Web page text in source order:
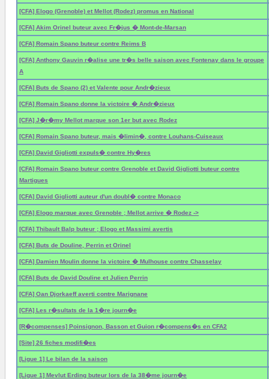
[CFA] Elogo (Grenoble) et Mellot (Rodez) promus en National
[CFA] Akim Orinel buteur avec Fr�jus � Mont-de-Marsan
[CFA] Romain Spano buteur contre Reims B
[CFA] Anthony Gauvin r�alise une tr�s belle saison avec Fontenay dans le groupe
A
[CFA] Buts de Spano (2) et Valente pour Andr�zieux
[CFA] Romain Spano donne la victoire � Andr�zieux
[CFA] J�r�my Mellot marque son 1er but avec Rodez
[CFA] Romain Spano buteur, mais �limin�, contre Louhans-Cuiseaux
[CFA] David Gigliotti expuls� contre Hy�res
[CFA] Romain Spano buteur contre Grenoble et David Gigliotti buteur contre
Martigues
[CFA] David Gigliotti auteur d'un doubl� contre Monaco
[CFA] Elogo marque avec Grenoble ; Mellot arrive � Rodez ->
[CFA] Thibault Balp buteur ; Elogo et Massimi avertis
[CFA] Buts de Douline, Perrin et Orinel
[CFA] Damien Moulin donne la victoire � Mulhouse contre Chasselay
[CFA] Buts de David Douline et Julien Perrin
[CFA] Oan Djorkaeff averti contre Marignane
[CFA] Les r�sultats de la 1�re journ�e
[R�compenses] Poinsignon, Basson et Guion r�compens�s en CFA2
[Site] 26 fiches modifi�es
[Ligue 1] Le bilan de la saison
[Ligue 1] Mevlut Erding buteur lors de la 38�me journ�e